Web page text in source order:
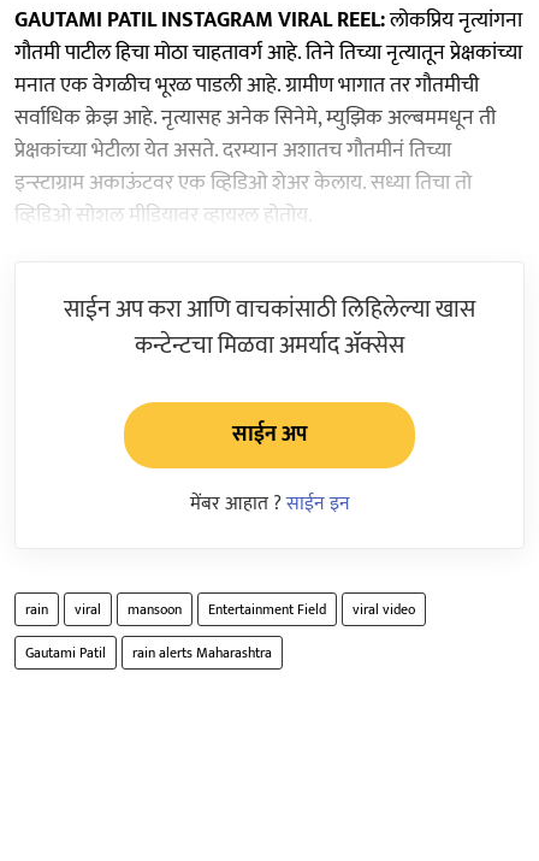
GAUTAMI PATIL INSTAGRAM VIRAL REEL:लोकप्रिय नृत्यांगना
गौतमी पाटील हिचा मोठा चाहतावर्ग आहे. तिने तिच्या नृत्यातून प्रेक्षकांच्या
मनात एक वेगळीच भूरळ पाडली आहे. ग्रामीण भागात तर गौतमीची
सर्वाधिक क्रेझ आहे. नृत्यासह अनेक सिनेमे, म्युझिक अल्बममधून ती
प्रेक्षकांच्या भेटीला येत असते. दरम्यान अशातच गौतमीनं तिच्या
इन्स्टाग्राम अकाऊंटवर एक व्हिडिओ शेअर केलाय. सध्या तिचा तो
व्हिडिओ सोशल मीडियावर व्हायरल होतोय.
साईन अप करा आणि वाचकांसाठी लिहिलेल्या खास
कन्टेन्टचा मिळवा अमर्याद ॲक्सेस
साईन अप
मेंबर आहात ?साईन इन
rain viral mansoon Entertainment Field
viral video
Gautami Patil
rain alerts Maharashtra